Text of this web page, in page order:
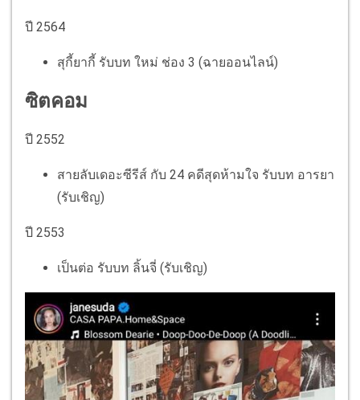
ปี 2564
สุกี้ยากี้ รับบท ใหม่ ช่อง 3 (ฉายออนไลน์)
ซิตคอม
ปี 2552
สายลับเดอะซีรีส์ กับ 24 คดีสุดห้ามใจ รับบท อารยา
(รับเชิญ)
ปี 2553
เป็นต่อ รับบท ลิ้นจี่ (รับเชิญ)